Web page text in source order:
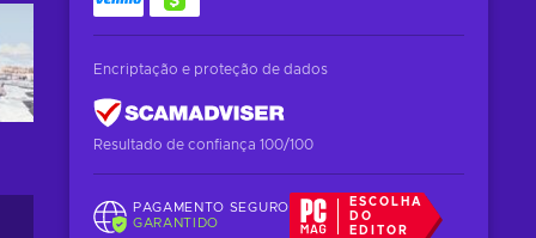
Encriptação e proteção de dados
Resultado de confiança 100/100
PAGAMENTO SEGURO
GARANTIDO
ESCOLHA
DO
EDITOR